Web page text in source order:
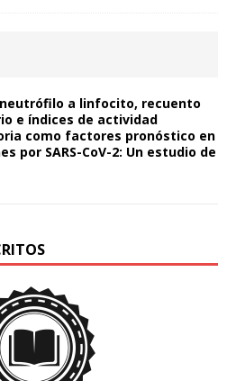
a linfocito, recuento
e índices de actividad
como factores pronóstico en
por SARS-CoV-2: Un estudio de